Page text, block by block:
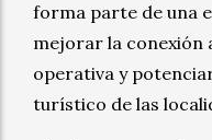
forma parte de una
mejorar la conexión
operativa y
turístico de las